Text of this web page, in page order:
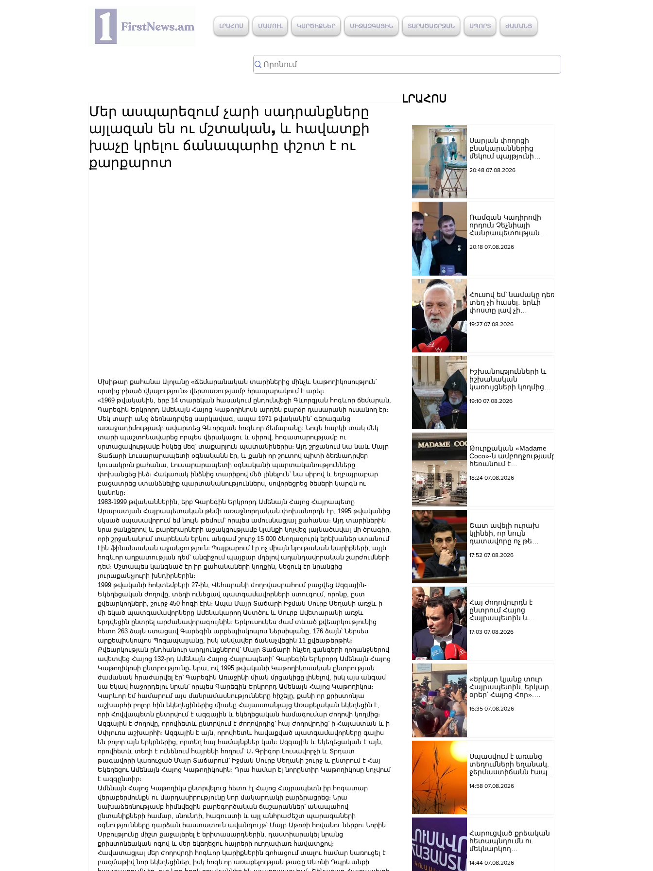
ԼՐԱՀՈՍ ՄԱՄՈՒԼ ԿԱՐԾԻՔՆԵՐ ՄԻՋԱԶԳԱՅԻՆ ՏԱՐԱԾԱՇՐՋԱՆ ՍՊՈՐՏ ԺԱՄԱՆՑ
Մեր ասպարեզում չարի սադրանքները
այլազան են ու մշտական, և հավատքի
խաչը կրելու ճանապարհը փշոտ է ու
քարքարոտ
Մխիթար քահանա Ալոյանը «Ճեմարանական տարիներից մինչև կաթողիկոսություն՝
սրտից բխած վկայություն» վերտառությամբ հրապարակում է արել։
«1969 թվականին, երբ 14 տարեկան հասակում ընդունվեցի Գևորգյան հոգևոր ճեմարան,
Գարեգին Երկրորդ Ամենայն Հայոց Կաթողիկոսն արդեն բարձր դասարանի ուսանող էր։
Մեկ տարի անց ձեռնադրվեց սարկավագ, ապա 1971 թվականին՝ գերազանց
առաջադիմությամբ ավարտեց Գևորգյան հոգևոր ճեմարանը։ Նույն հարկի տակ մեկ
տարի պաշտոնավարեց որպես վերակացու և սիրով, հոգատարությամբ ու
սրտացավությամբ հսկեց մեզ՝ տաքարյուն պատանիներիս։ Այդ շրջանում նա նաև Մայր
Տաճարի Լուսարարապետի օգնականն էր, և քանի որ շուտով պիտի ձեռնադրվեր
կուսակրոն քահանա, Լուսարարապետի օգնականի պարտականությունները
փոխանցեց ինձ։ Հակառակ ինձնից տարիքով մեծ լինելուն՝ նա սիրով և եղբայրաբար
բացատրեց ստանձնելիք պարտականություններս, սովորեցրեց ծեսերի կարգն ու
կանոնը։
1983-1999 թվականներին, երբ Գարեգին Երկրորդ Ամենայն Հայոց Հայրապետը
Արարատյան Հայրապետական թեմի առաջնորդական փոխանորդն էր, 1995 թվականից
սկսած սպասավորում եմ նույն թեմում՝ որպես ամուսնացյալ քահանա։ Այդ տարիներին
նրա ջանքերով և բարերարների աջակցությամբ կյանքի կոչվեց լայնածավալ մի ծրագիր,
որի շրջանակում տարեկան երկու անգամ շուրջ 15 000 ծնողազուրկ երեխաներ ստանում
էին ֆինանսական աջակցություն։ Պայքարում էր ոչ միայն նյութական կարիքների, այլև
հոգևոր աղքատության դեմ՝ անզիջում պայքար մղելով աղանդավորական շարժումների
դեմ։ Մշտապես կանգնած էր իր քահանաների կողքին, նեցուկ էր նրանցից
յուրաքանչյուրի խնդիրներին։
1999 թվականի հոկտեմբերի 27-ին, Վեհարանի ժողովասրահում բացվեց Ազգային-
Եկեղեցական ժողովը, տեղի ունեցավ պատգամավորների ստուգում, որոնք, ըստ
քվեարկողների, շուրջ 450 հոգի էին։ Ապա Մայր Տաճարի Իջման Սուրբ Սեղանի առջև ի
մի եկած պատգամավորները Ամենակարող Աստծու և Սուրբ Ավետարանի առջև
երդվեցին ընտրել արժանավորագույնին։ Երկուսուկես ժամ տևած քվեարկությունից
հետո 263 ձայն ստացավ Գարեգին արքեպիսկոպոս Ներսիսյանը, 176 ձայն՝ Ներսես
արքեպիսկոպոս Պոզապալյանը, իսկ անվավեր ճանաչվեցին 11 քվեաթերթիկ։
Քվեարկության ընդհանուր արդյունքներով՝ Մայր Տաճարի հնչեղ զանգերի ղողանջներով
ավետվեց Հայոց 132-րդ Ամենայն Հայոց Հայրապետի՝ Գարեգին Երկրորդ Ամենայն Հայոց
Կաթողիկոսի ընտրությունը․ նրա, ով 1995 թվականի Կաթողիկոսական ընտրության
ժամանակ հրաժարվել էր՝ Գարեգին Առաջինի միակ մրցակիցը լինելով, իսկ այս անգամ
նա եկավ հաջորդելու նրան՝ որպես Գարեգին Երկրորդ Ամենայն Հայոց Կաթողիկոս։
Կարևոր եմ համարում այս մանրամասնությունները հիշելը, քանի որ քրիստոնյա
աշխարհի բոլոր հին եկեղեցիներից միակը Հայաստանյայց Առաքելական եկեղեցին է,
որի Հովվապետն ընտրվում է ազգային և եկեղեցական համագումար ժողովի կողմից։
Ազգային է ժողովը, որովհետև ընտրվում է ժողովրդից՝ հայ ժողովրդից՝ ի Հայաստան և ի
Սփյուռս աշխարհի։ Ազգային է այն, որովհետև հավաքված պատգամավորները գալիս
են բոլոր այն երկրներից, որտեղ հայ համայնքներ կան։ Ազգային և եկեղեցական է այն,
որովհետև տեղի է ունենում հայրենի հողում՝ Ս․ Գրիգոր Լուսավորչի և Տրդատ
թագավորի կառուցած Մայր Տաճարում՝ Իջման Սուրբ Սեղանի շուրջ և ընտրում է Հայ
Եկեղեցու Ամենայն Հայոց Կաթողիկոսին։ Դրա համար էլ նորընտիր Կաթողիկոսը կոչվում
է ազգընտիր։
Ամենայն Հայոց Կաթողիկս ընտրվելուց հետո էլ Հայոց Հայրապետն իր հոգատար
վերաբերմունքն ու մարդասիրությունը նոր մակարդակի բարձրացրեց։ Նրա
նախաձեռնությամբ հիմնվեցին բարեգործական ճաշարաններ՝ անապահով
ընտանիքների համար, սնունդի, հագուստի և այլ անհրաժեշտ պարագաների
օգնությունները դարձան հաստատուն ավանդույթ՝ Մայր Աթոռի հովանու ներքո։ Նորին
Սրբությունը միշտ քաջալերել է երիտասարդներին, դաստիարակել նրանց
քրիստոնեական ոգով և մեր եկեղեցու հայրերի ուղղափառ հավատքով։
Հավատացյալ մեր ժողովրդի հոգևոր կարիքներին գոհացում տալու համար կառուցել է
բազմաթիվ նոր եկեղեցիներ, իսկ հոգևոր առաքելության թագը Սևոնի Դպրևանքի
ԼՐԱՀՈՍ
Սարյան փողոցի
բնակարաններից
մեկում պայթյnւնի
տղամարդը
20:48 07.08.2026
Ռամզան Կադիրովի
որդուն Չեչնիայի
Հանրապետության
շնորհել
20:18 07.08.2026
Հուսով եմ՝ նամակը դեռ
տեղ չի հասել․ երևի
փոստը լավ չի
արքեպիսկոպոս
19:27 07.08.2026
Իշխանությունների և
իշխանական
կառույցների կողմից
եկեղեցու
կամքին
հպատակեցնելու
համար․ Վեհափառ
19:10 07.08.2026
Թուրքական «Madame
Coco»-ն ամբողջությամբ
հեռանում է
կփակվի 29 խանութ
18:24 07.08.2026
Շատ ավելի ուրախ
կլինեի, որ նույն
դատավորը ոչ թե
կարճեր քրեական
17:52 07.08.2026
Հայ ժողովուրդն է
ընտրում Հայոց
Հայրապետին և
ընթացակարգ չկա, չի էլ
17:03 07.08.2026
«Երկար կյանք տուր
Հայրապետին, երկար
օրեր՝ Հայոց Հոր».
դատարանի բակում
16:35 07.08.2026
Սպասվում է առանց
տեղումների եղանակ.
ջերմաստիճանն էապես
14:58 07.08.2026
Հարուցված քրեական
հետապնդումն ու
մեկնարկող
վերջին տարիներին
14:44 07.08.2026